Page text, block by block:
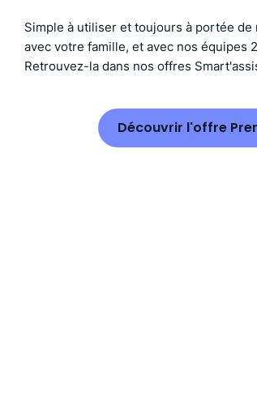
Simple à utiliser et toujours à portée
avec votre famille, et avec nos équipes
Retrouvez-la dans nos offres
Découvrir l'offre